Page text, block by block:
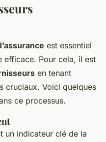
est essentiel
efficace. Pour cela, il est
en tenant
cruciaux. Voici quelques
ce processus.
un indicateur clé de la